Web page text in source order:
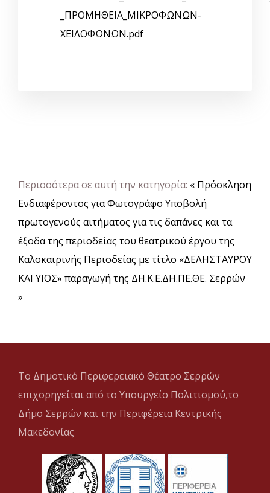
_ΠΡΟΜΗΘΕΙΑ_ΜΙΚΡΟΦΩΝΩΝ-
ΧΕΙΛΟΦΩΝΩΝ.pdf
Περισσότερα σε αυτή την κατηγορία: « Πρόσκληση
Ενδιαφέροντος για Φωτογράφο Υποβολή
πρωτογενούς αιτήματος για τις δαπάνες και τα
έξοδα της περιοδείας του θεατρικού έργου της
Καλοκαιρινής Περιοδείας με τίτλο «ΔΕΛΗΣΤΑΥΡΟΥ
ΚΑΙ ΥΙΟΣ» παραγωγή της ΔΗ.Κ.Ε.ΔΗ.ΠΕ.ΘΕ. Σερρών
»
Το Δημοτικό Περιφερειακό Θέατρο Σερρών
επιχορηγείται από το Υπουργείο Πολιτισμού,το
Δήμο Σερρών και την Περιφέρεια Κεντρικής
Μακεδονίας